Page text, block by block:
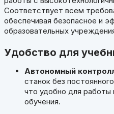
Соответствует всем
обеспечивая безопасное и
образовательных
Удобство для
Автономный
станок без
что удобно для работы
обучения.